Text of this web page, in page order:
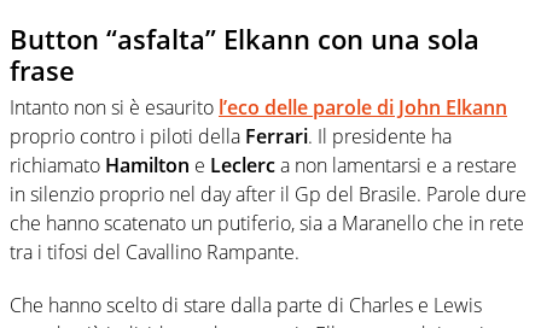
Button “asfalta” Elkann con una sola
frase
Intanto non si è esaurito l’eco delle parole di John Elkann
proprio contro i piloti della Ferrari. Il presidente ha
richiamato Hamilton e Leclerca non lamentarsi e a restare
in silenzio proprio nel day after il Gp del Brasile. Parole dure
che hanno scatenato un putiferio, sia a Maranello che in rete
tra i tifosi del Cavallino Rampante.
Che hanno scelto di stare dalla parte di Charles e Lewis